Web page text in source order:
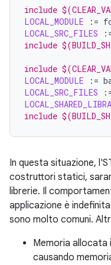
include
LOCAL_MODULE
:=
LOCAL_SRC_FILES
include
include
LOCAL_MODULE
:=
LOCAL_SRC_FILES
include
In questa situazione,
costruttori statici,
librerie. Il
applicazione è
sono molto comuni.
Memoria allocata
causando